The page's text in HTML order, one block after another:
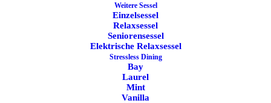
Weitere Sessel
Einzelsessel
Relaxsessel
Seniorensessel
Elektrische Relaxsessel
Stressless Dining
Bay
Laurel
Mint
Vanilla
SOFORT LIEFERBAR
Filter zeigen